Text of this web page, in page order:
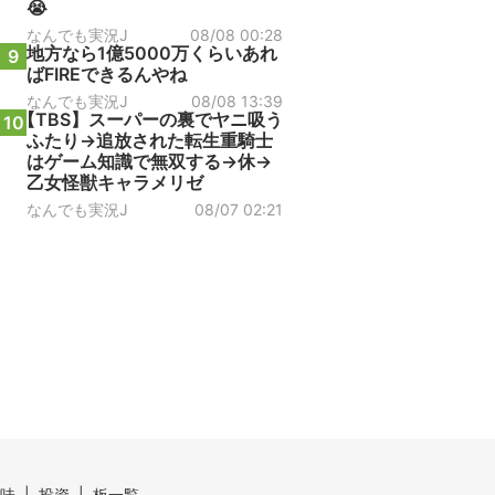
😭
なんでも実況J 08/08 00:28
9 地方なら1億5000万くらいあれ
ばFIREできるんやね
なんでも実況J 08/08 13:39
10【TBS】スーパーの裏でヤニ吸う
ふたり→追放された転生重騎士
はゲーム知識で無双する→休→
乙女怪獣キャラメリゼ
なんでも実況J 08/07 02:21